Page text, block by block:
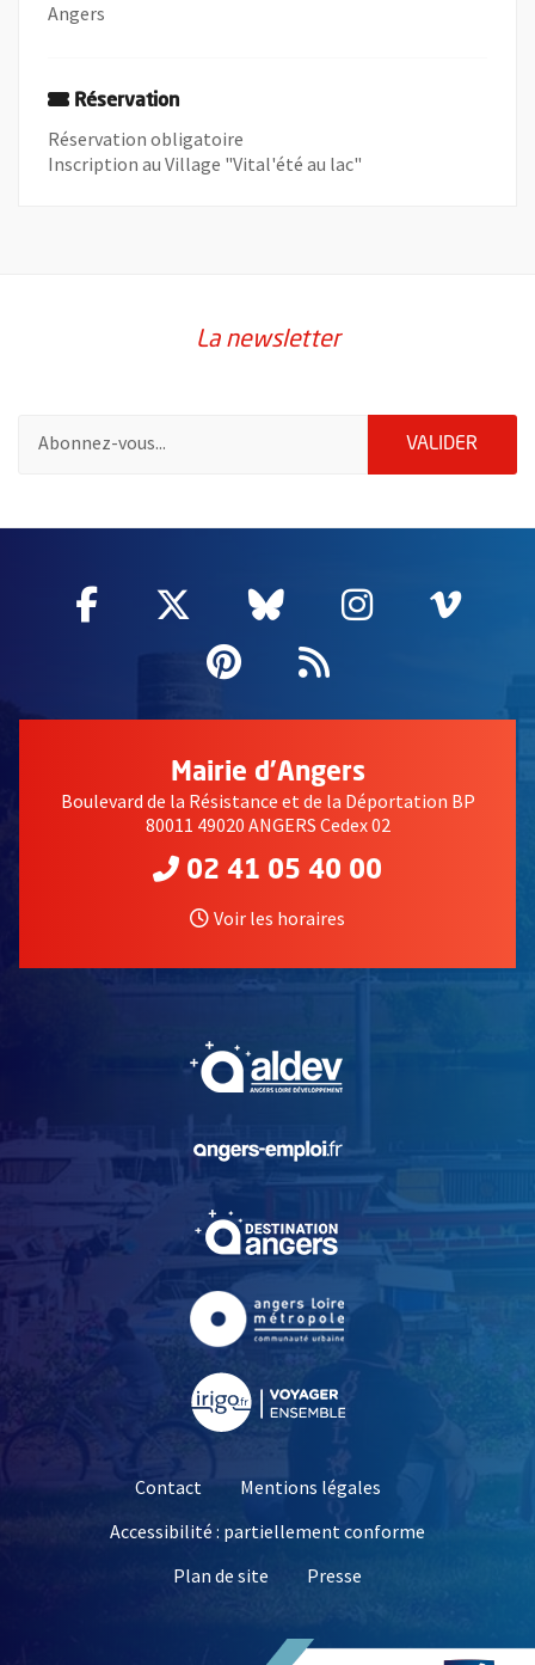
Angers
Réservation
Réservation obligatoire
Inscription au Village "Vital'été au lac"
La newsletter
VALIDER
Facebook
, Ouvre une nouvelle fenêtre
Twitter
, Ouvre une nouvelle
Bluesky
, Ouvre une
Instagram
, Ouvre
,
Pinterest
, Ouvre une
Flux RSS
Mairie d'Angers
Boulevard de la Résistance et de la Déportation BP
80011 49020 ANGERS Cedex 02
02 41 05 40 00
Voir les horaires
, Ouvre une nouvelle
, Ouvre une nouvelle
Contact
Mentions légales
Accessibilité : partiellement conforme
Plan de site
Presse